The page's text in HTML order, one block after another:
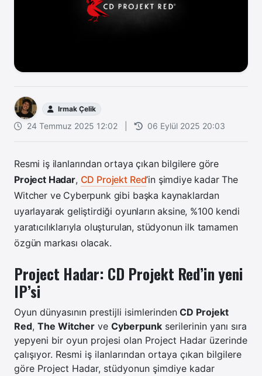
Irmak Çelik
24 Temmuz 2025 12:02 06 Eylül 2025 20:03
Resmi iş ilanlarından ortaya çıkan bilgilere göre
Project Hadar, CD Projekt Red’in şimdiye kadar The
Witcher ve Cyberpunk gibi başka kaynaklardan
uyarlayarak geliştirdiği oyunların aksine, %100 kendi
yaratıcılıklarıyla oluşturulan, stüdyonun ilk tamamen
özgün markası olacak.
Project Hadar: CD Projekt Red’in yeni
IP’si
Oyun dünyasının prestijli isimlerinden CD Projekt
Red, The Witcher ve Cyberpunk serilerinin yanı sıra
yepyeni bir oyun projesi olan Project Hadar üzerinde
çalışıyor. Resmi iş ilanlarından ortaya çıkan bilgilere
göre Project Hadar, stüdyonun şimdiye kadar